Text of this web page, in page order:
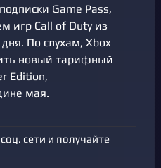
Game Pass,
игр Call of Duty из
По слухам, Xbox
новый тарифный
Edition,
мая.
сети и получайте